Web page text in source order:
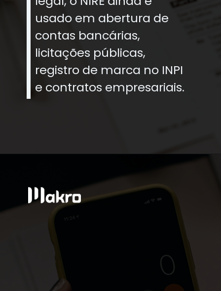
usado em abertura de
contas bancárias,
licitações públicas,
registro de marca no INPI
e contratos empresariais.